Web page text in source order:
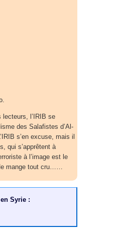
lecteurs, l’IRIB se
des Salafistes d’Al-
s’en excuse, mais il
qui s’apprêtent à
à l’image est le
le mange tout cru……
Syrie :